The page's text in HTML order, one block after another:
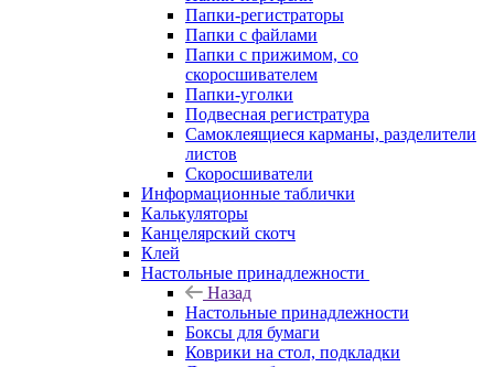
Папки-регистраторы
Папки с файлами
Папки с прижимом, со
скоросшивателем
Папки-уголки
Подвесная регистратура
Самоклеящиеся карманы, разделители
листов
Скоросшиватели
Информационные таблички
Калькуляторы
Канцелярский скотч
Клей
Настольные принадлежности
Назад
Настольные принадлежности
Боксы для бумаги
Коврики на стол, подкладки